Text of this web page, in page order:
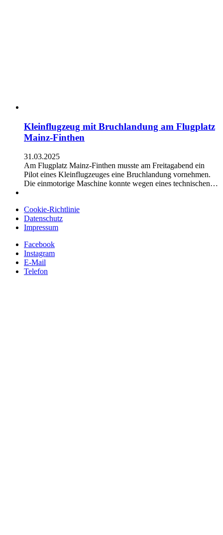
Kleinflugzeug mit Bruchlandung am Flugplatz
Mainz-Finthen
31.03.2025
Am Flugplatz Mainz-Finthen musste am Freitagabend ein
Pilot eines Kleinflugzeuges eine Bruchlandung vornehmen.
Die einmotorige Maschine konnte wegen eines technischen…
Cookie-Richtlinie
Datenschutz
Impressum
Facebook
Instagram
E-Mail
Telefon